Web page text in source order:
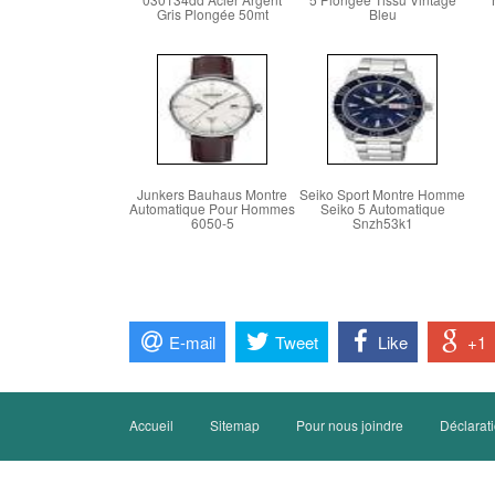
Gris Plongée 50mt Bleu
Junkers Bauhaus Montre
Automatique Pour Hommes
6050-5
Seiko Sport Montre Homme
Seiko 5 Automatique
Snzh53k1
E-mail Tweet Like +1
Accueil Sitemap Pour nous joindre